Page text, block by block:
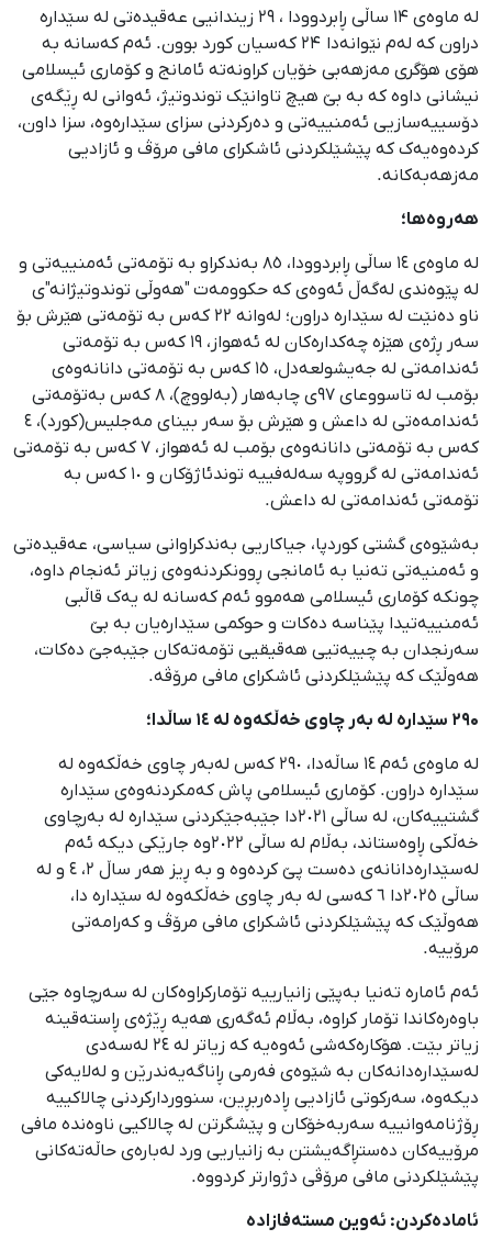
لە ماوەی ۱۴ ساڵی ڕابردوودا ، ۲۹ زیندانیی عەقیدەتی لە سێدارە
دراون کە لەم نێوانەدا ۲۴ کەسیان کورد بوون. ئەم کەسانە بە
هۆی هۆگری مەزهەبی خۆیان کراونەتە ئامانج و کۆماری ئیسلامی
نیشانی داوە کە بە بێ هیچ تاوانێک توندوتیژ، ئەوانی لە ڕێگەی
دۆسییەسازیی ئەمنییەتی و دەرکردنی سزای سێدارەوە، سزا داون،
کردەوەیەک کە پێشێلکردنی ئاشکرای مافی مرۆڤ و ئازادیی
مەزهەبەکانە.
هەروەها؛
لە ماوەی ١٤ ساڵی ڕابردوودا، ٨٥ بەندکراو بە تۆمەتی ئەمنییەتی و
لە پێوەندی لەگەڵ ئەوەی کە حکوومەت "هەوڵی توندوتیژانە"ی
ناو دەنێت لە سێدارە دراون؛ لەوانە ٢٢ کەس بە تۆمەتی هێرش بۆ
سەر ڕژەی هێزە چەکدارەکان لە ئەهواز، ١٩ کەس بە تۆمەتی
ئەندامەتی لە جەیشولعەدل، ١٥ کەس بە تۆمەتی دانانەوەی
بۆمب لە تاسووعای ٩٧ی چابەهار (بەلووچ)، ٨ کەس بەتۆمەتی
ئەندامەەتی لە داعش و هێرش بۆ سەر بینای مەجلیس(کورد)، ٤
کەس بە تۆمەتی دانانەوەی بۆمب لە ئەهواز، ٧ کەس بە تۆمەتی
ئەندامەتی لە گرووپە سەلەفییە توندئاژۆکان و ١٠ کەس بە
تۆمەتی ئەندامەتی لە داعش.
بەشێوەی گشتی کوردپا، جیاکاریی بەندکراوانی سیاسی، عەقیدەتی
و ئەمنیەتی تەنیا بە ئامانجی ڕوونکردنەوەی زیاتر ئەنجام داوە،
چونکە کۆماری ئیسلامی هەموو ئەم کەسانە لە یەک قاڵبی
ئەمنییەتیدا پێناسە دەکات و حوکمی سێدارەیان بە بێ
سەرنجدان بە چییەتیی هەقیقیی تۆمەتەکان جێبەجێ دەکات،
هەوڵێک کە پێشێلکردنی ئاشکرای مافی مرۆڤە.
۲۹۰ سێدارە لە بەر چاوی خەڵکەوە لە ١٤ ساڵدا؛
لە ماوەی ئەم ١٤ ساڵەدا، ٢٩٠ کەس لەبەر چاوی خەڵکەوە لە
سێدارە دراون. کۆماری ئیسلامی پاش کەمکردنەوەی سێدارە
گشتییەکان، لە ساڵی ٢٠٢١دا جێبەجێکردنی سێدارە لە بەرچاوی
خەڵكی ڕاوەستاند، بەڵام لە ساڵی ٢٠٢٢وە جارێکی دیکە ئەم
لەسێدارەدانانەی دەست پێ کردەوە و بە ڕیز هەر ساڵ ٢، ٤ و لە
ساڵی ٢٠٢٥دا ٦ کەسی لە بەر چاوی خەڵکەوە لە سێدارە دا،
هەوڵێک کە پێشێلکردنی ئاشکرای مافی مرۆڤ و کەرامەتی
مرۆییە.
ئەم ئامارە تەنیا بەپێی زانیارییە تۆمارکراوەکان لە سەرچاوە جێی
باوەرەکاندا تۆمار کراوە، بەڵام ئەگەری هەیە ڕێژەی ڕاستەقینە
زیاتر بێت. هۆکارەکەشی ئەوەیە کە زیاتر لە ٢٤ لەسەدی
لەسێدارەدانەکان بە شێوەی فەرمی ڕاناگەیەندرێن و لەلایەکی
دیکەوە، سەرکوتی ئازادیی ڕادەربڕین، سنووردارکردنی چالاکییە
ڕۆژنامەوانییە سەربەخۆکان و پێشگرتن لە چالاکیی ناوەندە مافی
مرۆییەکان دەستڕاگەیشتن بە زانیاریی ورد لەبارەی حاڵەتەکانی
پێشێلکردنی مافی مرۆڤی دژوارتر کردووە.
ئامادەکردن: ئەوین مستەفازادە